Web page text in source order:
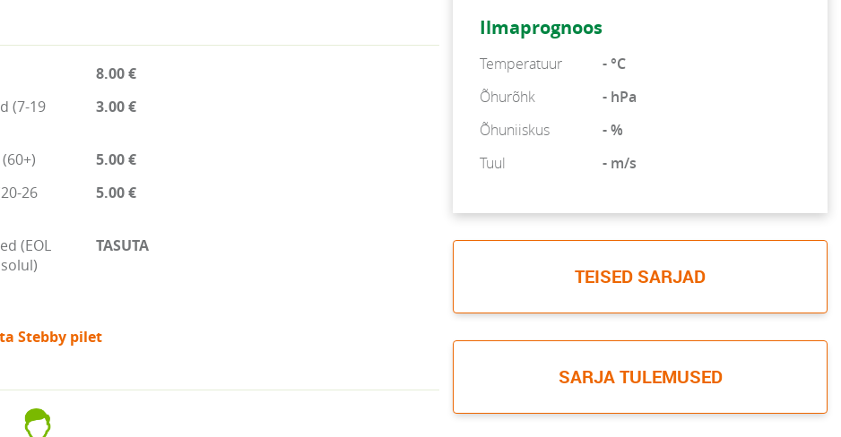
8.00 €
(7-19
3.00 €
5.00 €
26
5.00 €
(EOL
TASUTA
Stebby pilet
Ilmaprognoos
Temperatuur
- °C
Õhurõhk
- hPa
Õhuniiskus
- %
Tuul
- m/s
TEISED SARJAD
SARJA TULEMUSED